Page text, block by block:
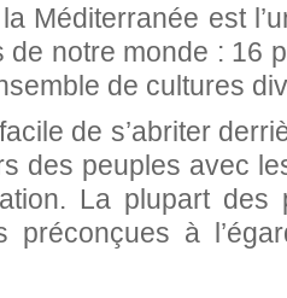
Méditerranée est
de notre monde : 16
de cultures
de s’abriter
des peuples avec
La plupart des
préconçues à